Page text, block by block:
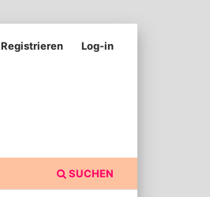
SUCHEN
Registrieren Log-in